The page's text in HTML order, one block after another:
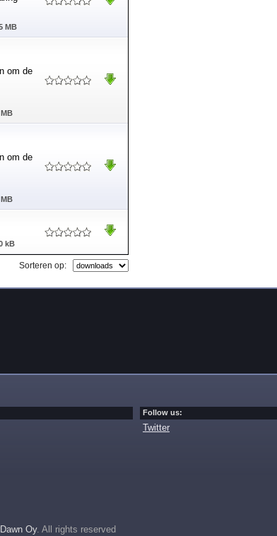
MB
om de
om de
kB
Sorteren op:
Follow us:
Twitter
Oy. All rights reserved